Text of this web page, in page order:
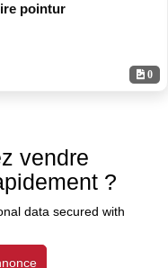
0
pointur
vendre
?
data secured with